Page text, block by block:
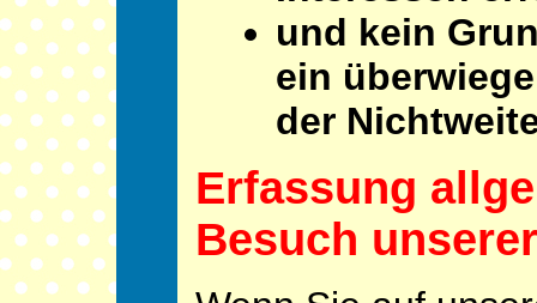
und kein
ein
der
Erfassung
Besuch